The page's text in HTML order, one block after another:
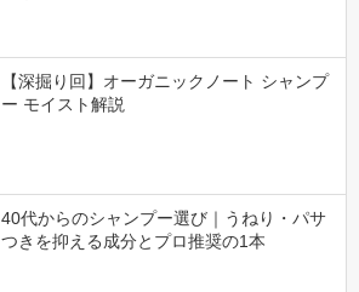
【深掘り回】オーガニックノート シャンプ
ー モイスト解説
40代からのシャンプー選び｜うねり・パサ
つきを抑える成分とプロ推奨の1本